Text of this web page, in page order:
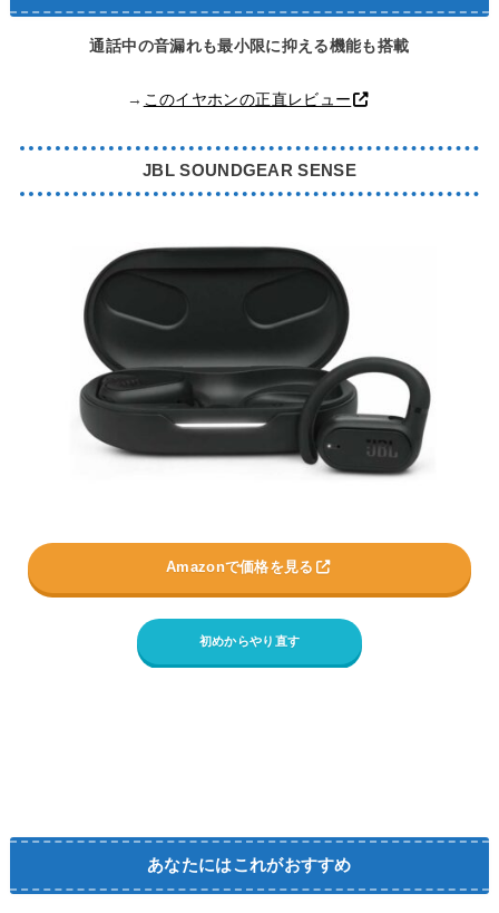
通話中の音漏れも最小限に抑える機能も搭載
→ このイヤホンの正直レビュー
JBL SOUNDGEAR SENSE
Amazonで価格を見る
初めからやり直す
あなたにはこれがおすすめ